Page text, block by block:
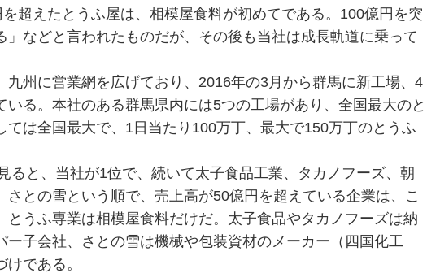
超えたとうふ屋は、相模屋食料が初めてである。100億円を突
」などと言われたものだが、その後も当社は成長軌道に乗って
九州に営業網を広げており、2016年の3月から群馬に新工場、4
いる。本社のある群馬県内には5つの工場があり、全国最大のと
ては全国最大で、1日当たり100万丁、最大で150万丁のとうふ
ると、当社が1位で、続いて太子食品工業、タカノフーズ、朝
さとの雪という順で、売上高が50億円を超えている企業は、こ
とうふ専業は相模屋食料だけだ。太子食品やタカノフーズは納
ー子会社、さとの雪は機械や包装資材のメーカー（四国化工
である。